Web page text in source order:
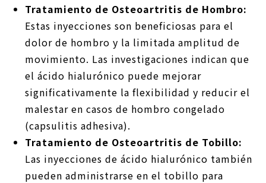
Tratamiento de Osteoartritis de Hombro:
Estas inyecciones son beneficiosas para el
dolor de hombro y la limitada amplitud de
movimiento. Las investigaciones indican que
el ácido hialurónico puede mejorar
significativamente la flexibilidad y reducir el
malestar en casos de hombro congelado
(capsulitis adhesiva).
Tratamiento de Osteoartritis de Tobillo:
Las inyecciones de ácido hialurónico también
pueden administrarse en el tobillo para